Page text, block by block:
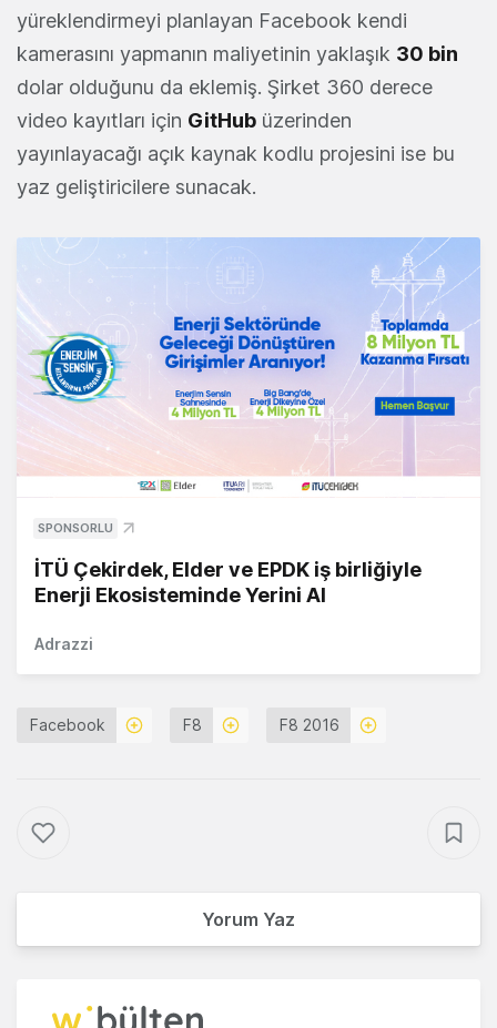
yüreklendirmeyi planlayan Facebook kendi
kamerasını yapmanın maliyetinin yaklaşık 30 bin
dolar olduğunu da eklemiş. Şirket 360 derece
video kayıtları için GitHub üzerinden
yayınlayacağı açık kaynak kodlu projesini ise bu
yaz geliştiricilere sunacak.
SPONSORLU
İTÜ Çekirdek, Elder ve EPDK iş birliğiyle
Enerji Ekosisteminde Yerini Al
Adrazzi
Facebook F8 F8 2016
Yorum Yaz